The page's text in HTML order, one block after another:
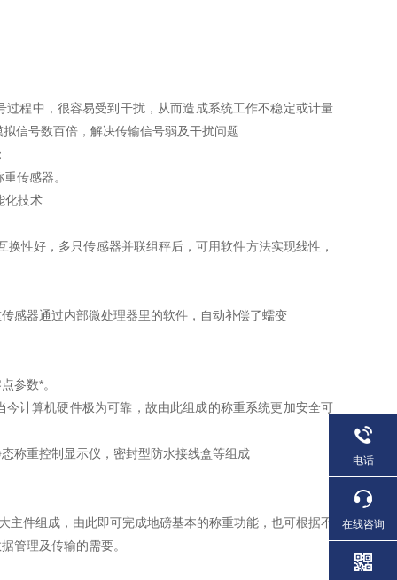
中，很容易受到干扰，从而造成系统工作不稳定或计量
信号数百倍，解决传输信号弱及干扰问题
传感器。
化技术
好，多只传感器并联组秤后，可用软件方法实现线性，
器通过内部微处理器里的软件，自动补偿了蠕变
参数*。
算机硬件极为可靠，故由此组成的称重系统更加安全可
重控制显示仪，密封型防水接线盒等组成
组成，由此即可完成地磅基本的称重功能，也可根据不
管理及传输的需要。
电话
在线咨询